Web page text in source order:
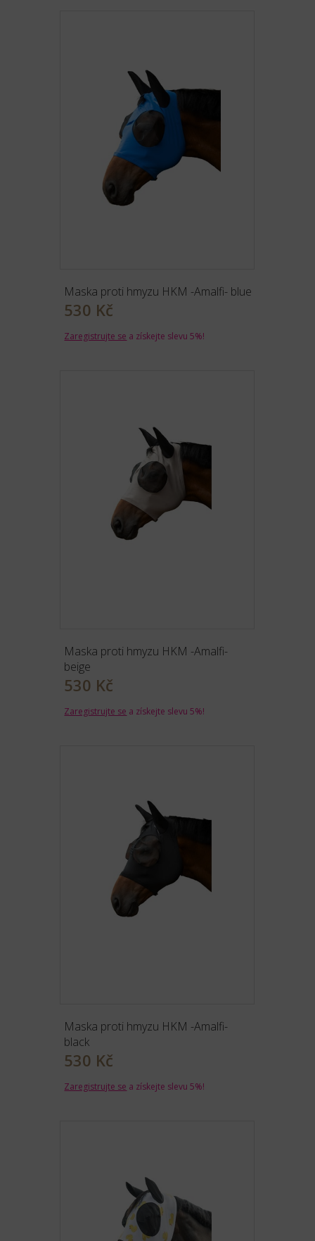
Maska proti hmyzu HKM -Amalfi- blue
530 Kč
Zaregistrujte se a získejte slevu 5%!
Maska proti hmyzu HKM -Amalfi-
beige
530 Kč
Zaregistrujte se a získejte slevu 5%!
Maska proti hmyzu HKM -Amalfi-
black
530 Kč
Zaregistrujte se a získejte slevu 5%!